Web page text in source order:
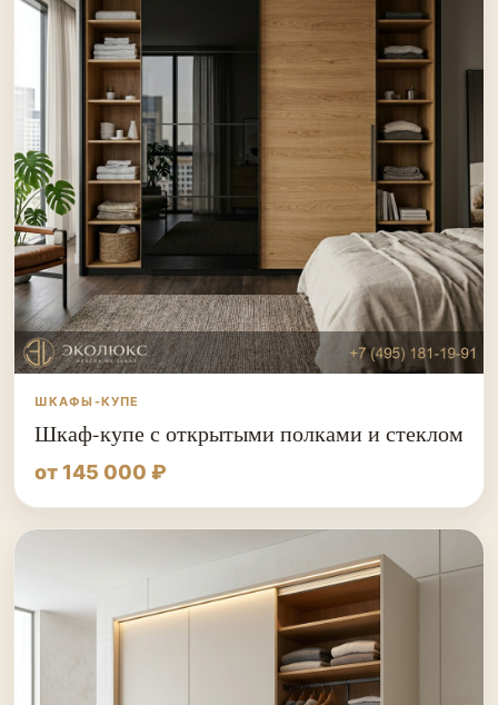
ШКАФЫ-КУПЕ
Шкаф-купе с открытыми полками и стеклом
от 145 000 ₽